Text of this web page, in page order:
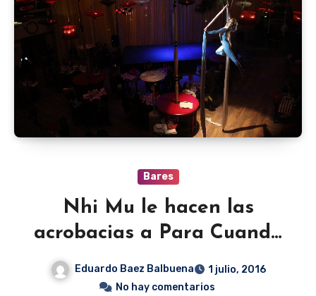
Bares
Nhi Mu le hacen las
acrobacias a Para Cuando
Eduardo Baez Balbuena
1 julio, 2016
No hay comentarios